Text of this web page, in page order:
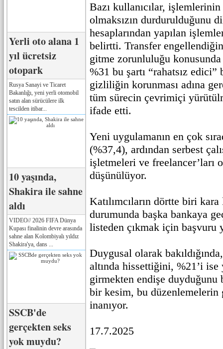
Yerli oto alana 1
yıl ücretsiz
otopark
Rusya Sanayi ve Ticaret
Bakanlığı, yeni yerli otomobil
satın alan sürücülere ilk
tescilden itibar...
10 yaşında,
Shakira ile sahne
aldı
VIDEO// 2026 FIFA Dünya
Kupası finalinin devre arasında
sahne alan Kolombiyalı yıldız
Shakira'ya, dans ...
SSCB'de
gerçekten seks
yok muydu?
Bazı kullanıcılar,
olmaksızın durdurulduğunu
hesaplarından yapılan
belirtti. Transfer
gitme zorunluluğu
%31 bu şartı “rahatsız
gizliliğin korunması adına
tüm sürecin çevrimiçi
ifade etti.
Yeni uygulamanın en çok
(%37,4), ardından serbest
işletmeleri ve freelancer’ları
düşünülüyor.
Katılımcıların dörtte biri kara
durumunda başka bankaya
listeden çıkmak için başvuru
Duygusal olarak
altında hissettiğini, %21’i ise
girmekten endişe
bir kesim, bu düzenlemelerin
inanıyor.
17.7.2025